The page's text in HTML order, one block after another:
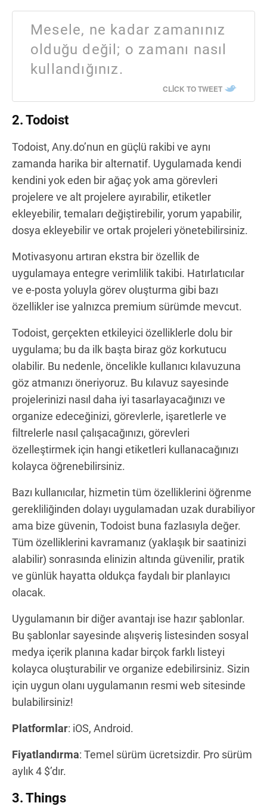
Mesele, ne kadar zamanınız
olduğu değil; o zamanı nasıl
kullandığınız.
CLICK TO TWEET
2. Todoist
Todoist, Any.do’nun en güçlü rakibi ve aynı
zamanda harika bir alternatif. Uygulamada kendi
kendini yok eden bir ağaç yok ama görevleri
projelere ve alt projelere ayırabilir, etiketler
ekleyebilir, temaları değiştirebilir, yorum yapabilir,
dosya ekleyebilir ve ortak projeleri yönetebilirsiniz.
Motivasyonu artıran ekstra bir özellik de
uygulamaya entegre verimlilik takibi. Hatırlatıcılar
ve e-posta yoluyla görev oluşturma gibi bazı
özellikler ise yalnızca premium sürümde mevcut.
Todoist, gerçekten etkileyici özelliklerle dolu bir
uygulama; bu da ilk başta biraz göz korkutucu
olabilir. Bu nedenle, öncelikle kullanıcı kılavuzuna
göz atmanızı öneriyoruz. Bu kılavuz sayesinde
projelerinizi nasıl daha iyi tasarlayacağınızı ve
organize edeceğinizi, görevlerle, işaretlerle ve
filtrelerle nasıl çalışacağınızı, görevleri
özelleştirmek için hangi etiketleri kullanacağınızı
kolayca öğrenebilirsiniz.
Bazı kullanıcılar, hizmetin tüm özelliklerini öğrenme
gerekliliğinden dolayı uygulamadan uzak durabiliyor
ama bize güvenin, Todoist buna fazlasıyla değer.
Tüm özelliklerini kavramanız (yaklaşık bir saatinizi
alabilir) sonrasında elinizin altında güvenilir, pratik
ve günlük hayatta oldukça faydalı bir planlayıcı
olacak.
Uygulamanın bir diğer avantajı ise hazır şablonlar.
Bu şablonlar sayesinde alışveriş listesinden sosyal
medya içerik planına kadar birçok farklı listeyi
kolayca oluşturabilir ve organize edebilirsiniz. Sizin
için uygun olanı uygulamanın resmi web sitesinde
bulabilirsiniz!
Platformlar: iOS, Android.
Fiyatlandırma: Temel sürüm ücretsizdir. Pro sürüm
aylık 4 $’dır.
3. Things